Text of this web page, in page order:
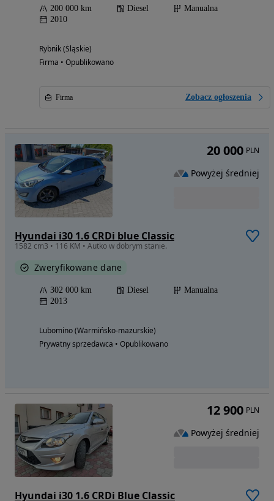
200 000 km Diesel
Manualna
2010
Rybnik (Śląskie)
Firma • Opublikowano
Firma Zobacz ogłoszenia
Hyundai i30 1.6 CRDi blue Classic
1582 cm3 • 116 KM • Autko w dobrym stanie.
Zweryfikowane dane
302 000 km Diesel
Manualna
2013
Lubomino (Warmińsko-mazurskie)
Prywatny sprzedawca • Opublikowano
20 000 PLN
Powyżej średniej
Hyundai i30 1.6 CRDi Blue Classic
12 900 PLN
Powyżej średniej